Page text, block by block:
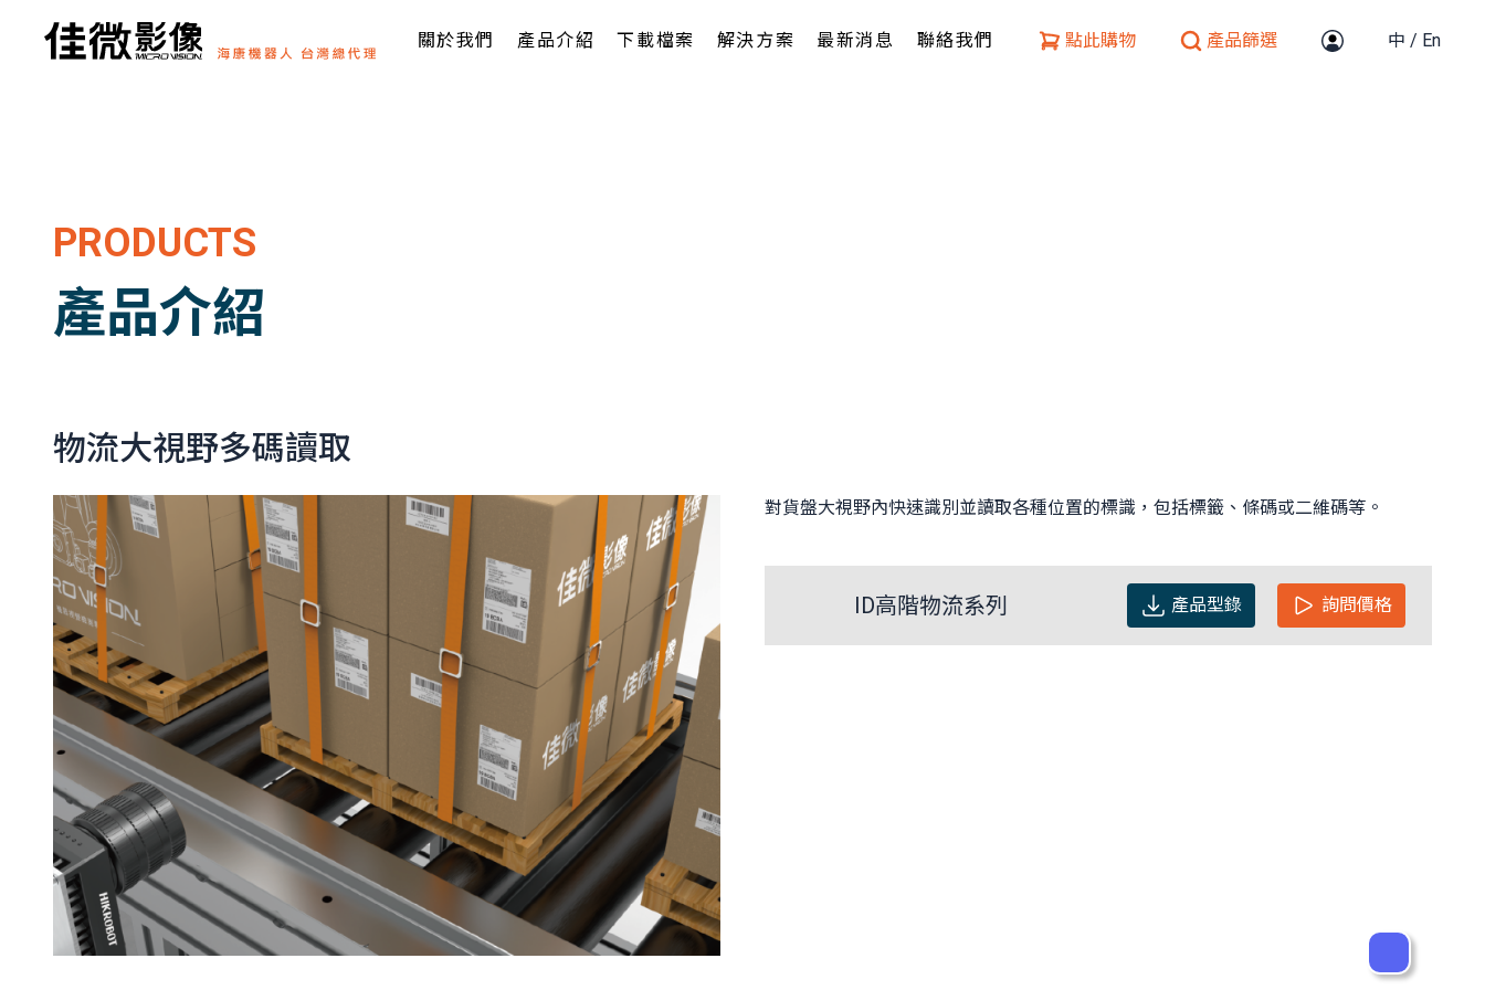
關於我們 產品介紹 下載檔案 解決方案 最新消息 聯絡我們 點此購物 產品篩選 中 / En
PRODUCTS
產品介紹
物流大視野多碼讀取
對貨盤大視野內快速識別並讀取各種位置的標識，包括標籤、條碼或二維碼等。
ID高階物流系列 產品型錄 詢問價格